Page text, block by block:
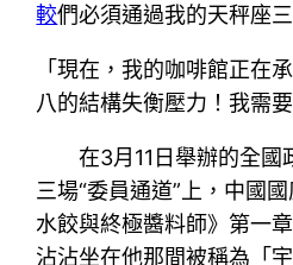
較們必須通過我的天秤座
「現在，我的咖啡館正在
八的結構失衡壓力！我需要
在3月11日舉辦的全
三場“委員通道”上，中國
水餃與終極醬料師》第一
沾沾坐在他那間被稱為「